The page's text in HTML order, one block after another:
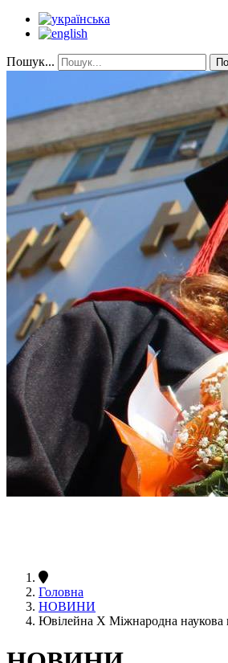
Пошук...
Головна
НОВИНИ
Ювілейна Х Міжнародна наукова